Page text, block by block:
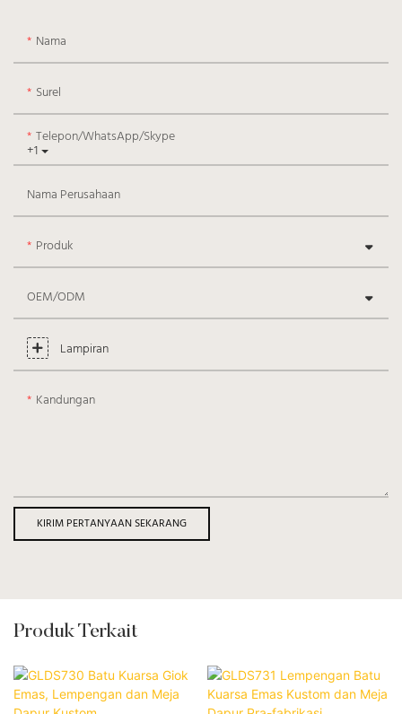
Nama
Surel
+1
Telepon/WhatsApp/Skype
Nama Perusahaan
Produk
OEM/ODM
Lampiran
Kandungan
KIRIM PERTANYAAN SEKARANG
Produk Terkait